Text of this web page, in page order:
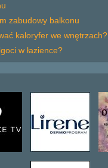
zabudowy balkonu
kaloryfer we wnętrzach?
w łazience?